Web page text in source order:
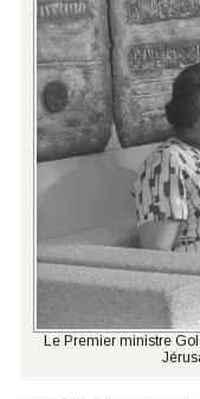
Le Premier ministre